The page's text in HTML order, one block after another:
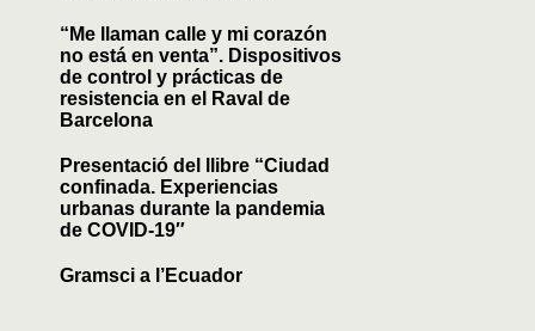
“Me llaman calle y mi corazón
no está en venta”. Dispositivos
de control y prácticas de
resistencia en el Raval de
Barcelona
Presentació del llibre “Ciudad
confinada. Experiencias
urbanas durante la pandemia
de COVID-19″
Gramsci a l’Ecuador